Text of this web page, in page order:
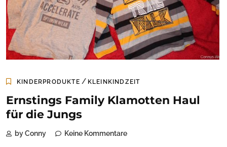
KINDERPRODUKTE / KLEINKINDZEIT
Ernstings Family Klamotten Haul
für die Jungs
by Conny Keine Kommentare